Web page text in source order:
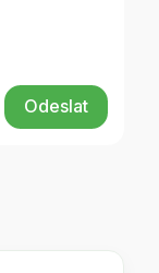
Odeslat